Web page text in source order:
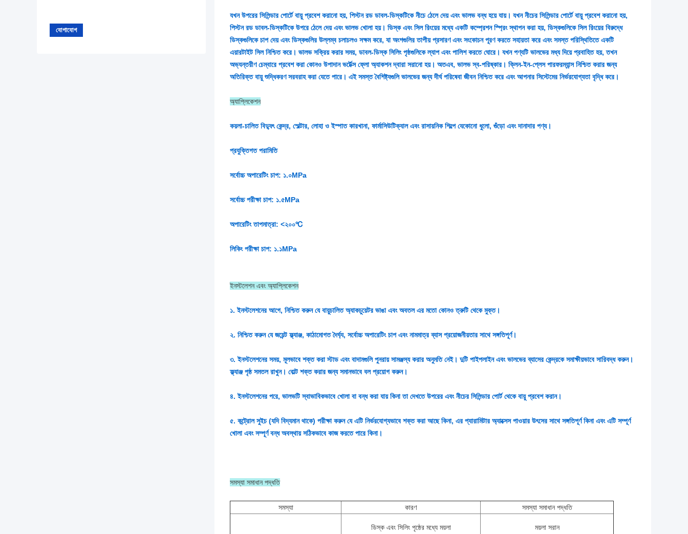
যখন উপরের সিলিন্ডার পোর্টে বায়ু প্রবেশ করানো হয়, পিস্টন রড ডাবল-ডিস্কটিকে নীচে ঠেলে দেয় এবং ভালভ বন্ধ হয়ে যায়। যখন নীচের সিলিন্ডার পোর্টে বায়ু প্রবেশ করানো হয়,
পিস্টন রড ডাবল-ডিস্কটিকে উপরে ঠেলে দেয় এবং ভালভ খোলা হয়। ডিস্ক এবং সিল রিংয়ের মধ্যে একটি কম্প্রেশন স্প্রিং স্থাপন করা হয়, ডিস্কগুলিকে সিল রিংয়ের বিরুদ্ধে
ডিস্কগুলিকে চাপ দেয় এবং ডিস্কগুলির উল্লম্ব চলাচলও সক্ষম করে, যা অংশগুলির তাপীয় প্রসারণ এবং সংকোচন পূরণ করতে সহায়তা করে এবং সমস্ত পরিস্থিতিতে একটি
এয়ারটাইট সিল নিশ্চিত করে। ভালভ সক্রিয় করার সময়, ডাবল-ডিস্ক সিলিং পৃষ্ঠগুলিকে ল্যাপ এবং পালিশ করতে ঘোরে। যখন পণ্যটি ভালভের মধ্য দিয়ে প্রবাহিত হয়, তখন
অভ্যন্তরীণ চেম্বারে প্রবেশ করা কোনও উপাদান ভর্টেক্স ফ্লো অ্যাকশন দ্বারা সরানো হয়। অতএব, ভালভ স্ব-পরিষ্কার। ক্লিন-ইন-প্লেস পারফরম্যান্স নিশ্চিত করার জন্য
অতিরিক্ত বায়ু শুদ্ধিকরণ সরবরাহ করা যেতে পারে। এই সমস্ত বৈশিষ্ট্যগুলি ভালভের জন্য দীর্ঘ পরিষেবা জীবন নিশ্চিত করে এবং আপনার সিস্টেমের নির্ভরযোগ্যতা বৃদ্ধি করে।
অ্যাপ্লিকেশন
কয়লা-চালিত বিদ্যুৎ কেন্দ্র, স্মেল্টার, লোহা ও ইস্পাত কারখানা, ফার্মাসিউটিক্যাল এবং রাসায়নিক শিল্পে যেকোনো ধুলো, গুঁড়ো এবং দানাদার পণ্য।
প্রযুক্তিগত পরামিতি
সর্বোচ্চ অপারেটিং চাপ: ১.০MPa
সর্বোচ্চ পরীক্ষা চাপ: ১.৫MPa
অপারেটিং তাপমাত্রা: <২০০℃
লিকিং পরীক্ষা চাপ: ১.১MPa
ইনস্টলেশন এবং অ্যাপ্লিকেশন
১. ইনস্টলেশনের আগে, নিশ্চিত করুন যে বায়ুচালিত অ্যাকচুয়েটর ভাঙা এবং অবতল এর মতো কোনও ত্রুটি থেকে মুক্ত।
২. নিশ্চিত করুন যে জয়েন্ট ফ্ল্যাঞ্জ, কাঠামোগত দৈর্ঘ্য, সর্বোচ্চ অপারেটিং চাপ এবং নামমাত্র ব্যাস প্রয়োজনীয়তার সাথে সঙ্গতিপূর্ণ।
৩. ইনস্টলেশনের সময়, মূলভাবে শক্ত করা স্টাড এবং বাদামগুলি পুনরায় সামঞ্জস্য করার অনুমতি নেই। দুটি পাইপলাইন এবং ভালভের ব্যাসের কেন্দ্রকে সমাক্ষীয়ভাবে সারিবদ্ধ করুন।
ফ্ল্যাঞ্জ পৃষ্ঠ সমতল রাখুন। বোল্ট শক্ত করার জন্য সমানভাবে বল প্রয়োগ করুন।
৪. ইনস্টলেশনের পরে, ভালভটি স্বাভাবিকভাবে খোলা বা বন্ধ করা যায় কিনা তা দেখতে উপরের এবং নীচের সিলিন্ডার পোর্ট থেকে বায়ু প্রবেশ করান।
৫. কন্ট্রোল সুইচ (যদি বিদ্যমান থাকে) পরীক্ষা করুন যে এটি নির্ভরযোগ্যভাবে শক্ত করা আছে কিনা, এর প্যারামিটার অ্যাক্সেস পাওয়ার উৎসের সাথে সঙ্গতিপূর্ণ কিনা এবং এটি সম্পূর্ণ
খোলা এবং সম্পূর্ণ বন্ধ অবস্থায় সঠিকভাবে কাজ করতে পারে কিনা।
সমস্যা সমাধান পদ্ধতি
সমস্যা কারণ সমস্যা সমাধান পদ্ধতি
ডিস্ক এবং সিলিং পৃষ্ঠের মধ্যে ময়লা ময়লা সরান